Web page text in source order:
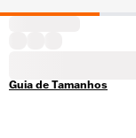
Guia de Tamanhos